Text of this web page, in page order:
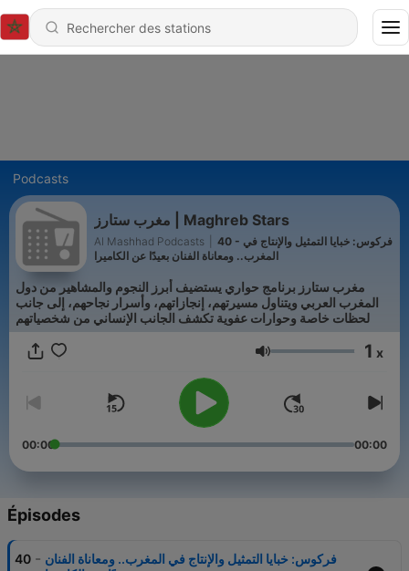
Podcasts
مغرب ستارز | Maghreb Stars
Al Mashhad Podcasts
40 - فركوس: خبايا التمثيل والإنتاج في
المغرب.. ومعاناة الفنان بعيدًا عن الكاميرا
مغرب ستارز برنامج حواري يستضيف أبرز النجوم والمشاهير من دول
المغرب العربي ويتناول مسيرتهم، إنجازاتهم، وأسرار نجاحهم، إلى جانب
لحظات خاصة وحوارات عفوية تكشف الجانب الإنساني من شخصياتهم
Volume 1 x
00:00 00:00
Épisodes
40 - فركوس: خبايا التمثيل والإنتاج في المغرب.. ومعاناة الفنان